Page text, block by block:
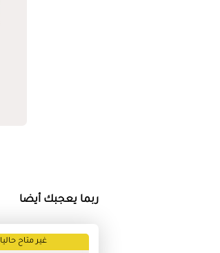
ربما يعجبك أيضا
غير متاح حاليا